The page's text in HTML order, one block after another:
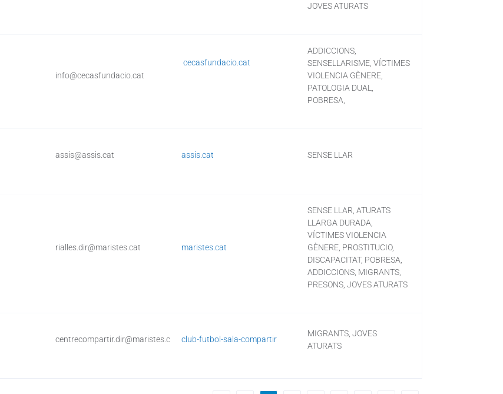
JOVES ATURATS
info@cecasfundacio.cat
cecasfundacio.cat
ADDICCIONS,
SENSELLARISME, VÍCTIMES
VIOLENCIA GÈNERE,
PATOLOGIA DUAL,
POBRESA,
assis@assis.cat assis.cat SENSE LLAR
rialles.dir@maristes.cat maristes.cat
SENSE LLAR, ATURATS
LLARGA DURADA,
VÍCTIMES VIOLENCIA
GÈNERE, PROSTITUCIO,
DISCAPACITAT, POBRESA,
ADDICCIONS, MIGRANTS,
PRESONS, JOVES ATURATS
centrecompartir.dir@maristes.cat club-futbol-sala-compartir
MIGRANTS, JOVES
ATURATS